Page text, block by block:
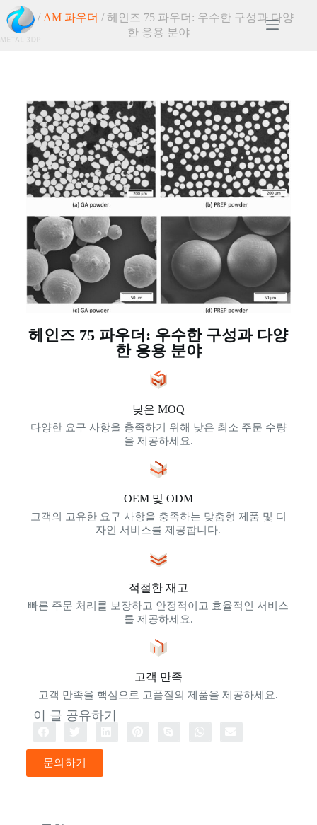
홈/ AM 파우더 / 헤인즈 75 파우더: 우수한 구성과 다양
한 응용 분야
헤인즈 75 파우더: 우수한 구성과 다양
한 응용 분야
낮은 MOQ
다양한 요구 사항을 충족하기 위해 낮은 최소 주문 수량
을 제공하세요.
OEM 및 ODM
고객의 고유한 요구 사항을 충족하는 맞춤형 제품 및 디
자인 서비스를 제공합니다.
적절한 재고
빠른 주문 처리를 보장하고 안정적이고 효율적인 서비스
를 제공하세요.
고객 만족
고객 만족을 핵심으로 고품질의 제품을 제공하세요.
이 글 공유하기
문의하기